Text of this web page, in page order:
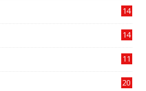
14
14
11
20